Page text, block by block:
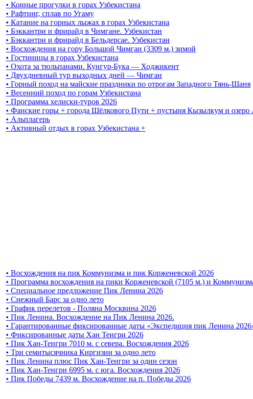
• Конные прогулки в горах Узбекистана
• Рафтинг, сплав по Угаму
• Катание на горных лыжах в горах Узбекистана
• Бэккантри и фрирайд в Чимгане. Узбекистан
• Бэккантри и фрирайд в Бельдерсае. Узбекистан
• Восхождения на гору Большой Чимган (3309 м.) зимой
• Гостиницы в горах Узбекистана
• Охота за тюльпанами. Кунгур-Бука — Ходжикент
• Двухдневный тур выходных дней — Чимган
• Горный поход на майские праздники по отрогам Западного Тянь-Шаня
• Весенний поход по горам Узбекистана
• Программа хелиски-туров 2026
• Фанские горы + города Шёлкового Пути + пустыня Кызылкум и озеро
• Альплагерь
• Активный отдых в горах Узбекистана +
• Восхождения на пик Коммунизма и пик Корженевской 2026
• Программа восхождения на пики Корженевской (7105 м.) и
• Специальное предложение Пик Ленина 2026
• Снежный Барс за одно лето
• График перелетов - Поляна Москвина 2026
• Пик Ленина. Восхождение на Пик Ленина 2026.
• Гарантированные фиксированные даты «Экспедиция пик Ленина
• Фиксированные даты Хан Тенгри 2026
• Пик Хан-Тенгри 7010 м. с севера. Восхождения 2026
• Три семитысячника Киргизии за одно лето
• Пик Ленина плюс Пик Хан-Тенгри за один сезон
• Пик Хан-Тенгри 6995 м. c юга. Восхождения 2026
• Пик Победы 7439 м. Восхождение на п. Победы 2026